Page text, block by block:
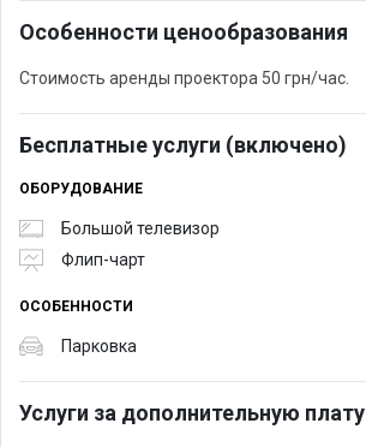
Особенности ценообразования
Стоимость аренды проектора 50 грн/час.
Бесплатные услуги (включено)
ОБОРУДОВАНИЕ
Большой телевизор
Флип-чарт
ОСОБЕННОСТИ
Парковка
Услуги за дополнительную плату